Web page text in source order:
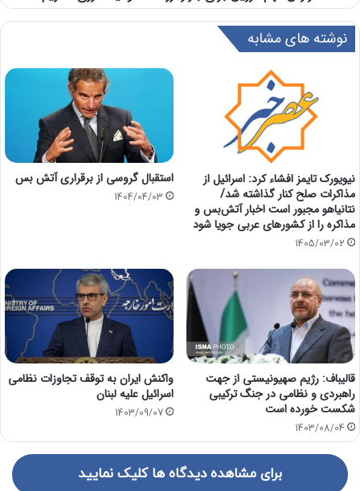
نوشته های مشابه
نیویورک تایمز افشاء کرد: اسرائیل از
مذاکرات صلح کنار گذاشته شد/
نتانیاهو مجبور است اخبار آتش‌بس و
مذاکره را از کشورهای عربی جویا شود
1405/03/02
استقبال گروسی از برقراری آتش بس
1404/04/03
قالیباف: رژیم صهیونیستی از جهت
راهبردی‌ و نظامی در جنگ ترکیبی
شکست خورده است
1403/08/04
واکنش ایران به توقف تجاوزات نظامی
اسرائیل علیه لبنان
1403/09/07
برای مشاهده دیدگاه ها کلیک نمایید